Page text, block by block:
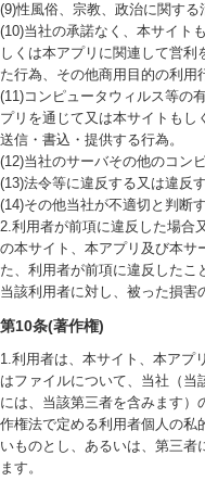
(9)性風俗、宗教、政治に関する
(10)当社の承諾なく、本サイト
しくは本アプリに関連して営利
た行為、その他商用目的の利用
(11)コンピュータウィルス等の
プリを通じて又は本サイトもし
送信・書込・提供する行為。
(12)当社のサーバその他のコン
(13)法令等に違反する又は違反
(14)その他当社が不適切と判断す
2.利用者が前項に違反した場合
の本サイト、本アプリ及び本サ
た、利用者が前項に違反したこ
当該利用者に対し、被った損害
第10条(著作権)
1.利用者は、本サイト、本アプ
はファイルについて、当社（
には、当該第三者を含みます
作権法で定める利用者個人の私
いものとし、あるいは、第三者
ます。